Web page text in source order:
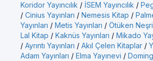
Koridor Yayıncılık / İSEM Yayıncılık /
/ Cinius Yayınları / Nemesis Kitap /
Yayınları / Metis Yayınları / Ötüken
Lal Kitap / Kaknüs Yayınları / Mikado
/ Ayrıntı Yayınları / Akıl Çelen Kitaplar /
Adam Yayınları / Elma Yayınevi /